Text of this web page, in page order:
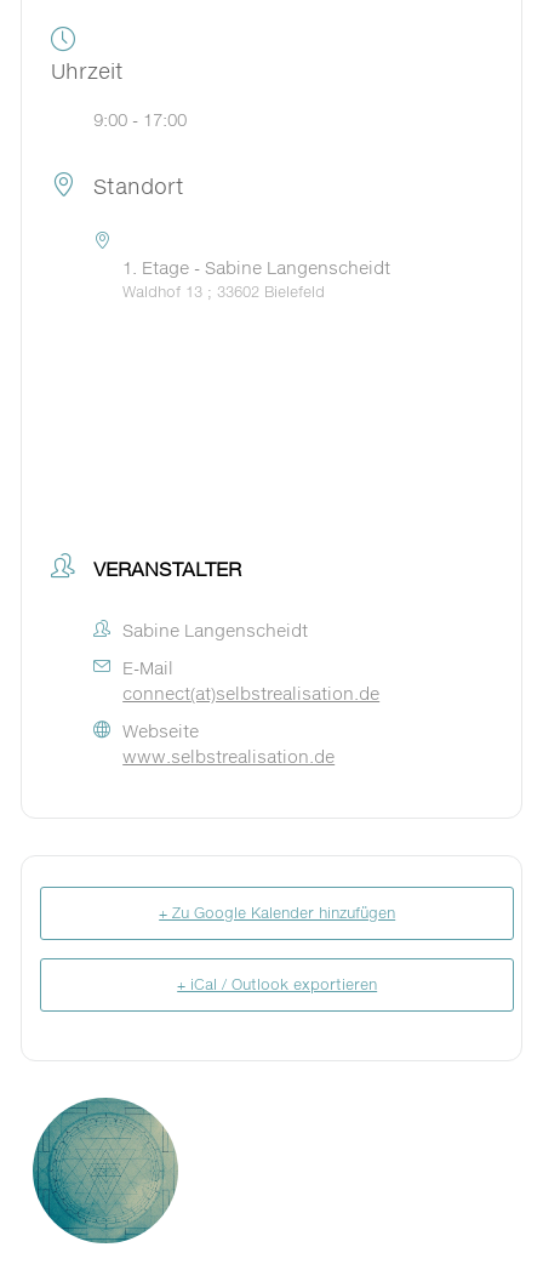
Uhrzeit
9:00 - 17:00
Standort
1. Etage - Sabine Langenscheidt
Waldhof 13 ; 33602 Bielefeld
VERANSTALTER
Sabine Langenscheidt
E-Mail
connect(at)selbstrealisation.de
Webseite
www.selbstrealisation.de
+ Zu Google Kalender hinzufügen
+ iCal / Outlook exportieren